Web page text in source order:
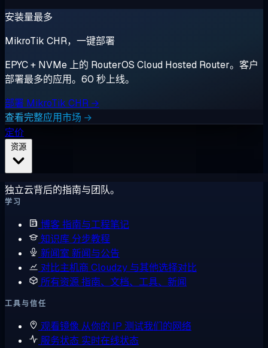
安装量最多
MikroTik CHR，一键部署
EPYC + NVMe 上的 RouterOS Cloud Hosted Router。客户
部署最多的应用。60 秒上线。
部署 MikroTik CHR →
查看完整应用市场 →
定价
独立云背后的指南与团队。
学习
博客指南与工程笔记
知识库 分步教程
新闻室 新闻与公告
对比主机商 Cloudzy 与其他选择对比
所有资源指南、文档、工具、新闻
工具与信任
观看镜像 从你的 IP 测试我们的网络
服务状态 实时在线状态